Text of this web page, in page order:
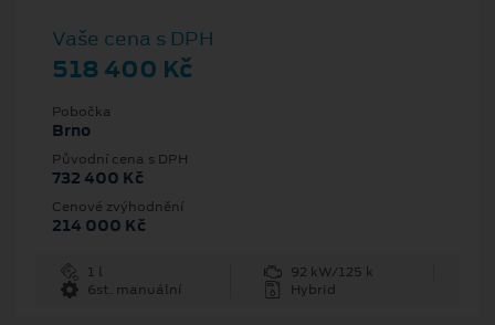
Vaše cena s DPH
518 400 Kč
Pobočka
Brno
Původní cena s DPH
732 400 Kč
Cenové zvýhodnění
214 000 Kč
1 l
92 kW/125 k
6st. manuální
Hybrid